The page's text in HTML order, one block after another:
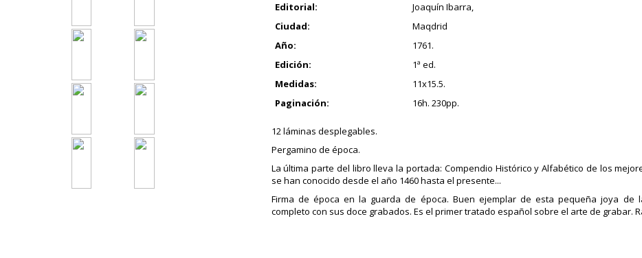
Editorial:
Joaquín Ibarra,
Ciudad:
Maqdrid
Año:
1761.
Edición:
1ª ed.
Medidas:
11x15.5.
Paginación:
16h. 230pp.
12 láminas desplegables.
Pergamino de época.
La última parte del libro lleva la portada: Compendio Histórico y Alfabético de los
se han conocido desde el año 1460 hasta el presente...
Firma de época en la guarda de época. Buen ejemplar de esta pequeña joya de
completo con sus doce grabados. Es el primer tratado español sobre el arte de grabar.